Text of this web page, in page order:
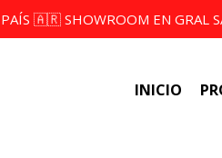
🇦🇷 SHOWROOM EN GRAL
INICIO